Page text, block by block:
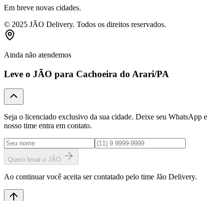
Em breve novas cidades.
© 2025 JÃO Delivery. Todos os direitos reservados.
Ainda não atendemos
Leve o JÃO para Cachoeira do Arari/PA
Seja o licenciado exclusivo da sua cidade. Deixe seu WhatsApp e
nosso time entra em contato.
Quero levar o JÃO
Ao continuar você aceita ser contatado pelo time Jão Delivery.